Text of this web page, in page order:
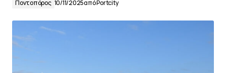
Ποντοπόρος 10/11/2025απόPortcity